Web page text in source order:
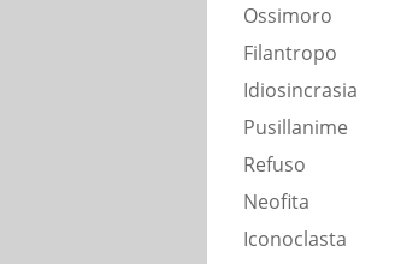
Ossimoro
Filantropo
Idiosincrasia
Pusillanime
Refuso
Neofita
Iconoclasta